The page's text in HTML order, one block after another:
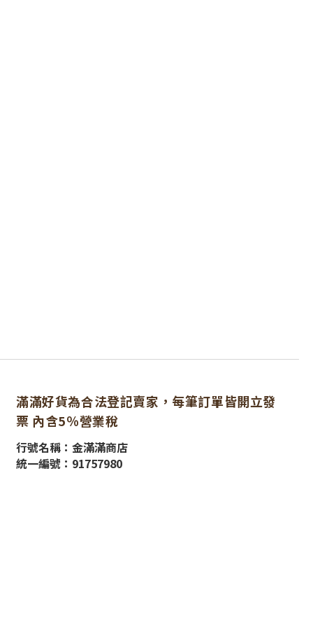
滿滿好貨為合法登記賣家，每筆訂單皆開立發
票 內含5％營業稅
行號名稱：金滿滿商店
統一編號：91757980